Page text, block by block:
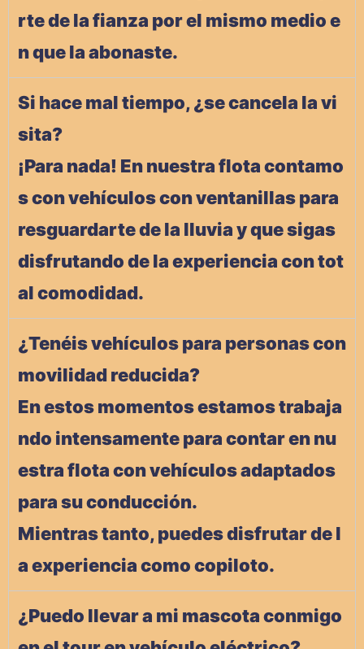
rte de la fianza por el mismo medio e
n que la abonaste.
Si hace mal tiempo, ¿se cancela la vi
sita?
¡Para nada! En nuestra flota contamo
s con vehículos con ventanillas para
resguardarte de la lluvia y que sigas
disfrutando de la experiencia con tot
al comodidad.
¿Tenéis vehículos para personas con
movilidad reducida?
En estos momentos estamos trabaja
ndo intensamente para contar en nu
estra flota con vehículos adaptados
para su conducción.
Mientras tanto, puedes disfrutar de l
a experiencia como copiloto.
¿Puedo llevar a mi mascota conmigo